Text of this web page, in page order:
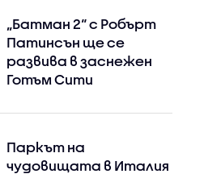
„Батман 2“ с Робърт
Патинсън ще се
развива в заснежен
Готъм Сити
Паркът на
чудовищата в Италия